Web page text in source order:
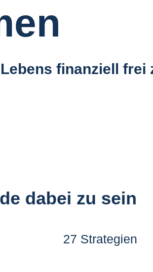
finanziell frei
dabei zu sein
27 Strategien